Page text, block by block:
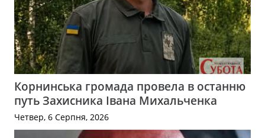
Корнинська громада провела в останню
путь Захисника Івана Михальченка
Четвер, 6 Серпня, 2026